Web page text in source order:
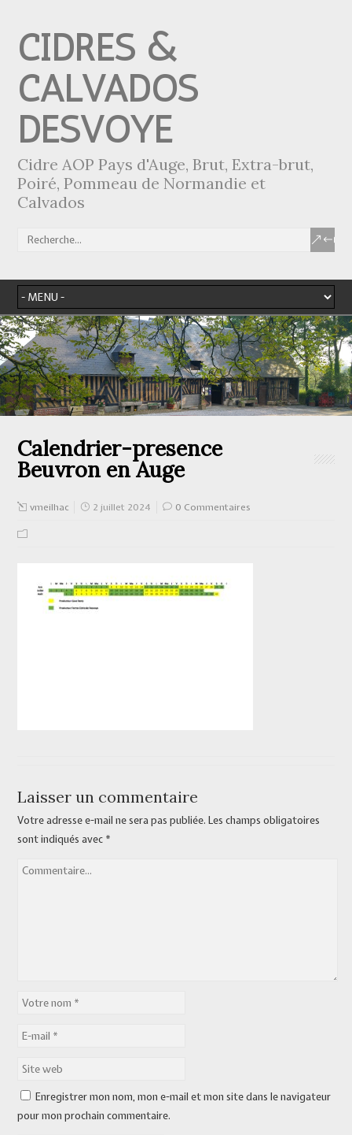
CIDRES &
CALVADOS
DESVOYE
Cidre AOP Pays d'Auge, Brut, Extra-brut,
Poiré, Pommeau de Normandie et
Calvados
Calendrier-presence
Beuvron en Auge
vmeilhac 2 juillet 2024 0 Commentaires
Laisser un commentaire
Votre adresse e-mail ne sera pas publiée. Les champs obligatoires
sont indiqués avec *
Enregistrer mon nom, mon e-mail et mon site dans le navigateur
pour mon prochain commentaire.